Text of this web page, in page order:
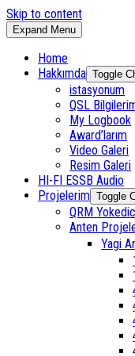
Skip to content
Expand Menu
Home
Hakkımda Toggle
istasyonum
QSL
My Logbook
Award’larım
Video Galeri
Resim Galeri
HI-FI ESSB Audio
Projelerim Toggle
QRM
Anten
Yagi